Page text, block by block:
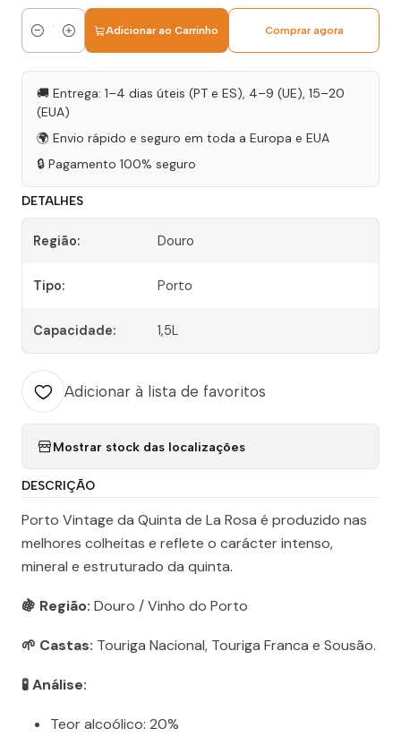
Quantidade
Adicionar ao Carrinho Comprar agora
🚚 Entrega: 1–4 dias úteis (PT e ES), 4–9 (UE), 15–20
(EUA)
🌍 Envio rápido e seguro em toda a Europa e EUA
🔒 Pagamento 100% seguro
DETALHES
Região: Douro
Tipo: Porto
Capacidade: 1,5L
Adicionar à lista de favoritos
Mostrar stock das localizações
DESCRIÇÃO
Porto Vintage da Quinta de La Rosa é produzido nas
melhores colheitas e reflete o carácter intenso,
mineral e estruturado da quinta.
🍇 Região: Douro / Vinho do Porto
🌱 Castas: Touriga Nacional, Touriga Franca e Sousão.
🧪 Análise:
Teor alcoólico: 20%